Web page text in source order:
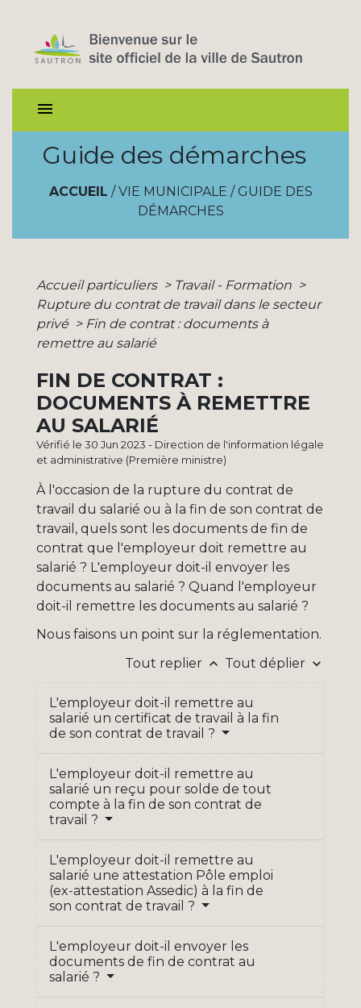
menu
Guide des démarches
ACCUEIL / VIE MUNICIPALE / GUIDE DES
DÉMARCHES
Accueil particuliers > Travail - Formation >
Rupture du contrat de travail dans le secteur
privé > Fin de contrat : documents à
remettre au salarié
FIN DE CONTRAT :
DOCUMENTS À REMETTRE
AU SALARIÉ
Vérifié le 30 Jun 2023 - Direction de l'information légale
et administrative (Première ministre)
À l'occasion de la rupture du contrat de
travail du salarié ou à la fin de son contrat de
travail, quels sont les documents de fin de
contrat que l'employeur doit remettre au
salarié ? L'employeur doit-il envoyer les
documents au salarié ? Quand l'employeur
doit-il remettre les documents au salarié ?
Nous faisons un point sur la réglementation.
Tout replier keyboard_arrow_up Tout déplier keyboard_arrow_down
L'employeur doit-il remettre au
salarié un certificat de travail à la fin
de son contrat de travail ?
L'employeur doit-il remettre au
salarié un reçu pour solde de tout
compte à la fin de son contrat de
travail ?
L'employeur doit-il remettre au
salarié une attestation Pôle emploi
(ex-attestation Assedic) à la fin de
son contrat de travail ?
L'employeur doit-il envoyer les
documents de fin de contrat au
salarié ?